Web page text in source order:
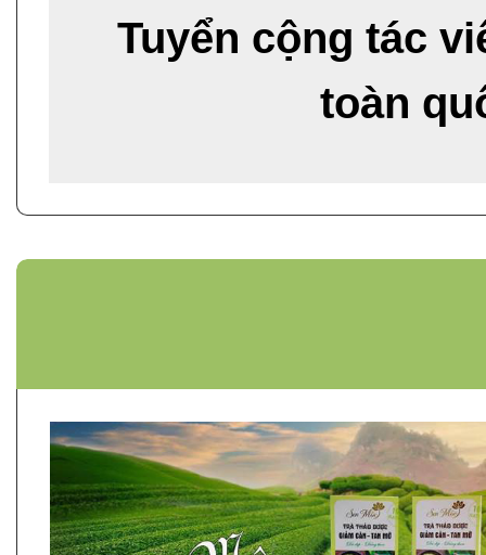
Tuyển cộng tác
toàn